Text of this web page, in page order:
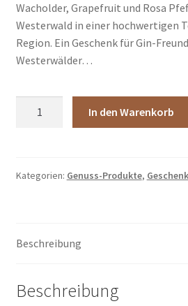
Wacholder, Grapefruit und Rosa
Westerwald in einer hochwertigen
Region. Ein Geschenk für Gin-
Westerwälder…
Westerwald
In den Warenkorb
Kategorien: Genuss-Produkte,
Beschreibung
Beschreibung